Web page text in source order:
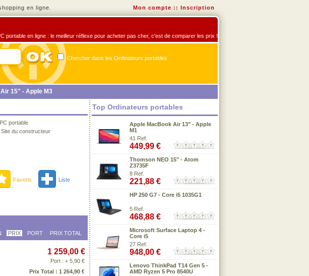
en ligne. Mon compte :: Inscription
portable en ligne : le meilleur réflexe pour acheter pas cher, c'est de comparer les prix !
Chercher dans les Ordinateurs portables
15" - Apple M3
portable
Site du constructeur
Favoris Liste
PRIX PORT PRIX TOTAL
1 259,00 €
Port : + 5,90 €
Prix Total : 1 264,90 €
Top Ordinateurs portables
Apple MacBook Air 13" - Apple
M1
41 Ref.
449,99 €
Thomson NEO 15" - Atom
Z3735F
8 Ref.
221,88 €
HP 250 G7 - Core i5 1035G1
5 Ref.
468,88 €
Microsoft Surface Laptop 4 -
Core i5
27 Ref.
948,00 €
Lenovo ThinkPad T14 Gen 5 -
AMD Ryzen 5 Pro 8540U